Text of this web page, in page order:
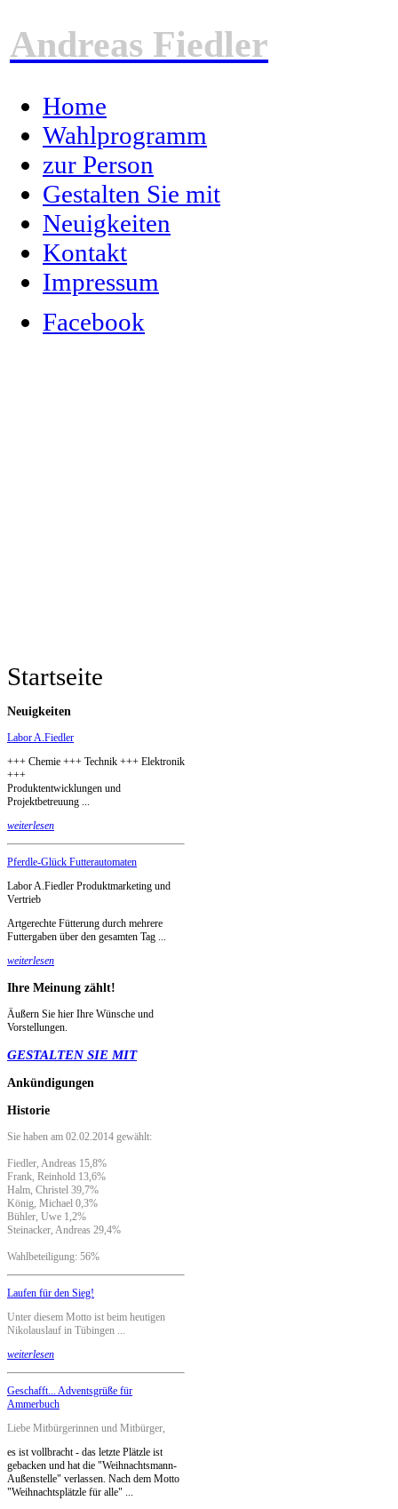
Andreas Fiedler
Home
Wahlprogramm
zur Person
Gestalten Sie mit
Neuigkeiten
Kontakt
Impressum
Facebook
Startseite
Neuigkeiten
Labor A.Fiedler
+++ Chemie +++ Technik +++ Elektronik
+++
Produktentwicklungen und
Projektbetreuung ...
weiterlesen
Pferdle-Glück Futterautomaten
Labor A.Fiedler Produktmarketing und
Vertrieb
Artgerechte Fütterung durch mehrere
Futtergaben über den gesamten Tag ...
weiterlesen
Ihre Meinung zählt!
Äußern Sie hier Ihre Wünsche und
Vorstellungen.
GESTALTEN SIE MIT
Ankündigungen
Historie
Sie haben am 02.02.2014 gewählt:
Fiedler, Andreas 15,8%
Frank, Reinhold 13,6%
Halm, Christel 39,7%
König, Michael 0,3%
Bühler, Uwe 1,2%
Steinacker, Andreas 29,4%
Wahlbeteiligung: 56%
Laufen für den Sieg!
Unter diesem Motto ist beim heutigen
Nikolauslauf in Tübingen ...
weiterlesen
Geschafft... Adventsgrüße für
Ammerbuch
Liebe Mitbürgerinnen und Mitbürger,
es ist vollbracht - das letzte Plätzle ist
gebacken und hat die "Weihnachtsmann-
Außenstelle" verlassen. Nach dem Motto
"Weihnachtsplätzle für alle" ...